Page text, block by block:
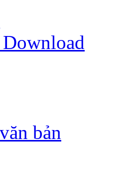
bản